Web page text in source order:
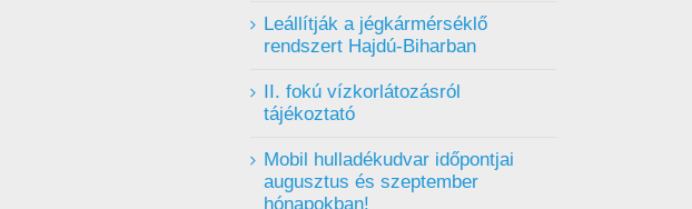
Leállítják a jégkármérséklő
rendszert Hajdú-Biharban
II. fokú vízkorlátozásról
tájékoztató
Mobil hulladékudvar ️időpontjai
augusztus és szeptember
hónapokban!